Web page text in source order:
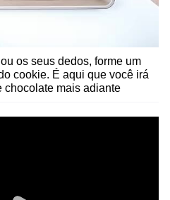
os seus dedos, forme um
cookie. É aqui que você irá
chocolate mais adiante